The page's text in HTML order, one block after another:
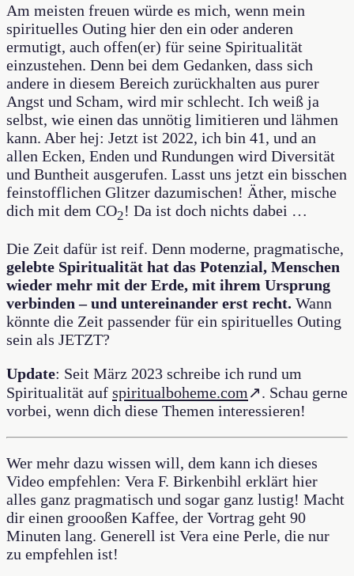
Am meisten freuen würde es mich, wenn mein
spirituelles Outing hier den ein oder anderen
ermutigt, auch offen(er) für seine Spiritualität
einzustehen. Denn bei dem Gedanken, dass sich
andere in diesem Bereich zurückhalten aus purer
Angst und Scham, wird mir schlecht. Ich weiß ja
selbst, wie einen das unnötig limitieren und lähmen
kann. Aber hej: Jetzt ist 2022, ich bin 41, und an
allen Ecken, Enden und Rundungen wird Diversität
und Buntheit ausgerufen. Lasst uns jetzt ein bisschen
feinstofflichen Glitzer dazumischen! Äther, mische
dich mit dem CO2! Da ist doch nichts dabei …
Die Zeit dafür ist reif. Denn moderne, pragmatische,
gelebte Spiritualität hat das Potenzial, Menschen
wieder mehr mit der Erde, mit ihrem Ursprung
verbinden – und untereinander erst recht. Wann
könnte die Zeit passender für ein spirituelles Outing
sein als JETZT?
Update: Seit März 2023 schreibe ich rund um
Spiritualität auf spiritualboheme.com ↗. Schau gerne
vorbei, wenn dich diese Themen interessieren!
Wer mehr dazu wissen will, dem kann ich dieses
Video empfehlen: Vera F. Birkenbihl erklärt hier
alles ganz pragmatisch und sogar ganz lustig! Macht
dir einen groooßen Kaffee, der Vortrag geht 90
Minuten lang. Generell ist Vera eine Perle, die nur
zu empfehlen ist!